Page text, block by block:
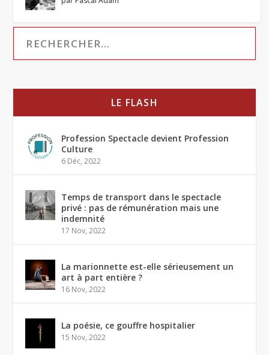
LE FLASH
Profession Spectacle devient Profession
Culture
6 Déc, 2022
Temps de transport dans le spectacle
privé : pas de rémunération mais une
indemnité
17 Nov, 2022
La marionnette est-elle sérieusement un
art à part entière ?
16 Nov, 2022
La poésie, ce gouffre hospitalier
15 Nov, 2022